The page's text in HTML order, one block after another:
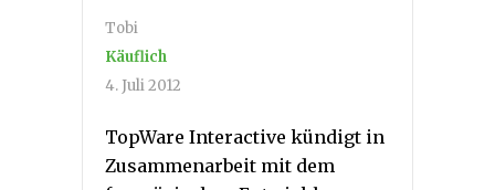
Tobi
Käuflich
4. Juli 2012
TopWare Interactive kündigt in
Zusammenarbeit mit dem